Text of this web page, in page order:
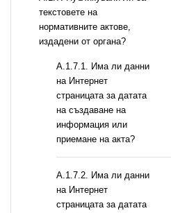
текстовете на
нормативните актове,
издадени от органа?
A.1.7.1. Има ли данни
на Интернет
страницата за датата
на създаване на
информация или
приемане на акта?
A.1.7.2. Има ли данни
на Интернет
страницата за датата